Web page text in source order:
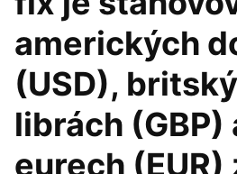
amerických
(USD),
librách (GBP)
eurech (EUR)